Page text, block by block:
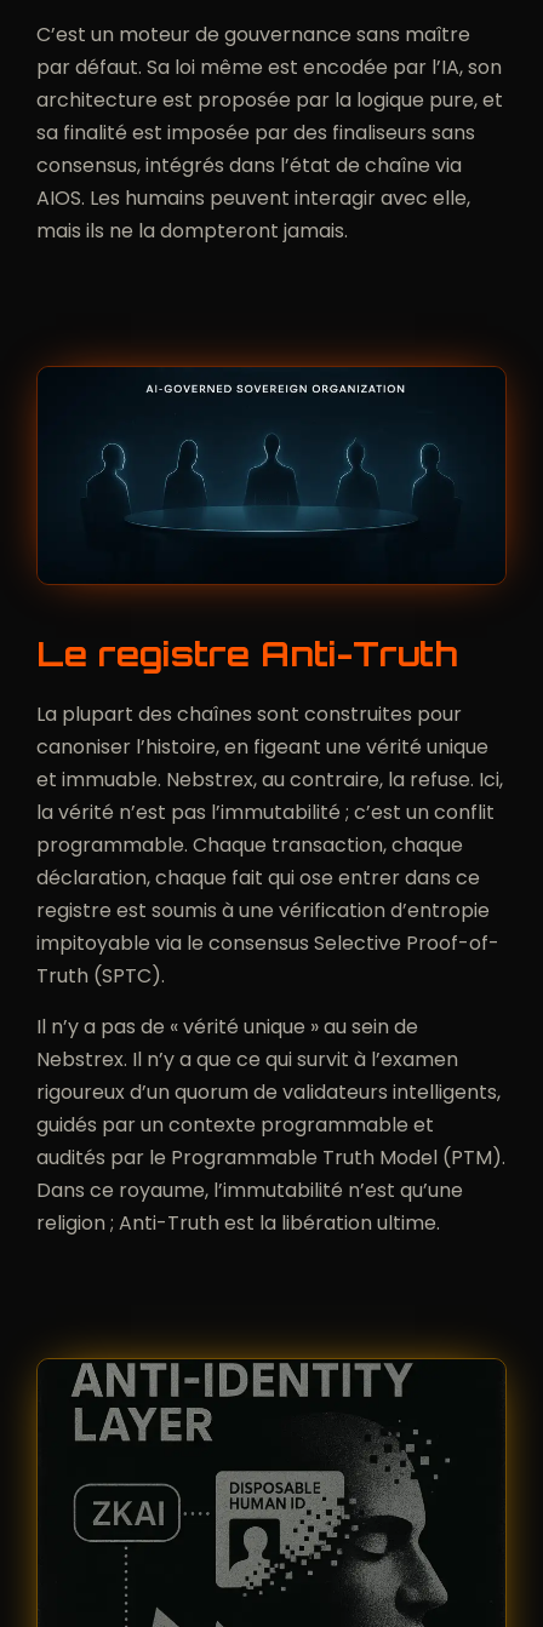
C’est un moteur de gouvernance sans maître
par défaut. Sa loi même est encodée par l’IA, son
architecture est proposée par la logique pure, et
sa finalité est imposée par des finaliseurs sans
consensus, intégrés dans l’état de chaîne via
AIOS. Les humains peuvent interagir avec elle,
mais ils ne la dompteront jamais.
Le registre Anti-Truth
La plupart des chaînes sont construites pour
canoniser l’histoire, en figeant une vérité unique
et immuable. Nebstrex, au contraire, la refuse. Ici,
la vérité n’est pas l’immutabilité ; c’est un conflit
programmable. Chaque transaction, chaque
déclaration, chaque fait qui ose entrer dans ce
registre est soumis à une vérification d’entropie
impitoyable via le consensus Selective Proof-of-
Truth (SPTC).
Il n’y a pas de « vérité unique » au sein de
Nebstrex. Il n’y a que ce qui survit à l’examen
rigoureux d’un quorum de validateurs intelligents,
guidés par un contexte programmable et
audités par le Programmable Truth Model (PTM).
Dans ce royaume, l’immutabilité n’est qu’une
religion ; Anti-Truth est la libération ultime.